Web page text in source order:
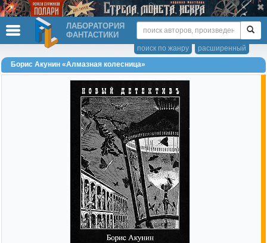
ЛАБОРАТОРИЯ
ФАНТАСТИКИ
расширенный
поиск по жанру
Борис Акунин «Алмазная колесница»